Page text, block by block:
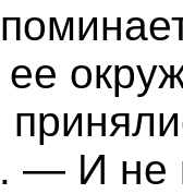
— И не